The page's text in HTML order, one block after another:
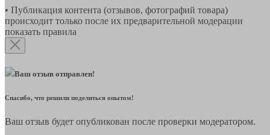
• Публикация контента (отзывов, фотографий товара)
происходит только после их предварительной модерации
показать правила
Ваш отзыв отправлен!
Спасибо, что решили поделиться опытом!
Ваш отзыв будет опубликован после проверки модератором.